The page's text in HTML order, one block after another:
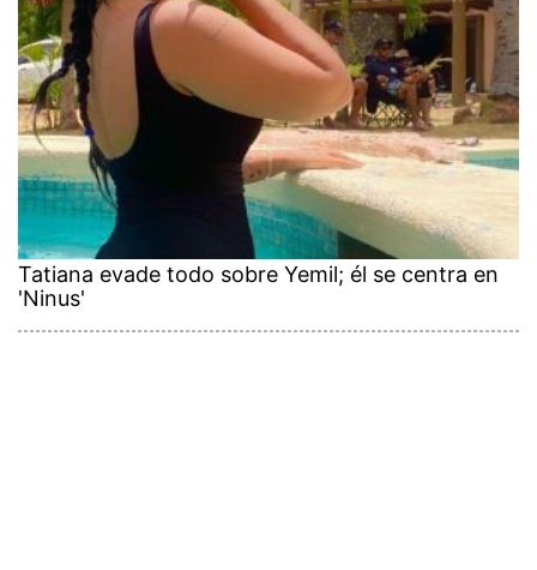
Tatiana evade todo sobre Yemil; él se centra en
'Ninus'